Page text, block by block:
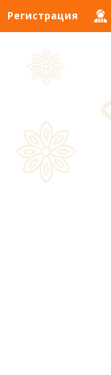
Регистрация